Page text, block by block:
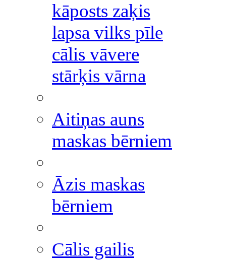
kāposts zaķis
lapsa vilks pīle
cālis vāvere
stārķis vārna
Aitiņas auns
maskas bērniem
Āzis maskas
bērniem
Cālis gailis